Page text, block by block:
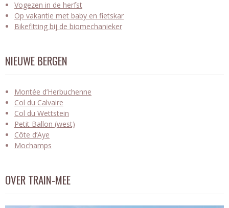
Vogezen in de herfst
Op vakantie met baby en fietskar
Bikefitting bij de biomechanieker
NIEUWE BERGEN
Montée d’Herbuchenne
Col du Calvaire
Col du Wettstein
Petit Ballon (west)
Côte d’Aye
Mochamps
OVER TRAIN-MEE